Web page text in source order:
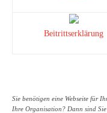
Beitrittserklärung
Sie benötigen eine Webseite für
Ihre Organisation? Dann sind